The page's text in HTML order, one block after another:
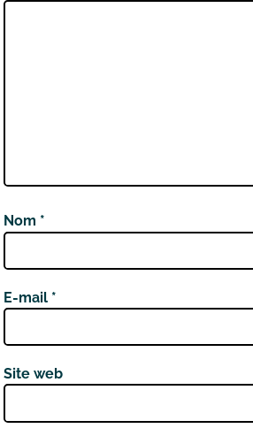
Nom *
E-mail *
Site web